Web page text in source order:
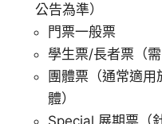
公告為準）
門票一般票
學生票/長者票（需
團體票（通常適用
體）
Special 展期票（